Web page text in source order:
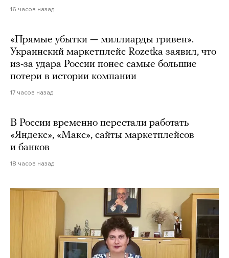
16 часов назад
«Прямые убытки — миллиарды гривен».
Украинский маркетплейс Rozetka заявил, что
из-за удара России понес самые большие
потери в истории компании
17 часов назад
В России временно перестали работать
«Яндекс», «Макс», сайты маркетплейсов
и банков
18 часов назад